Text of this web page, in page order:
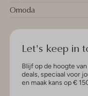
Omoda
Let's keep in
Blijf op de hoogte
deals, speciaal voor
en maak kans op €